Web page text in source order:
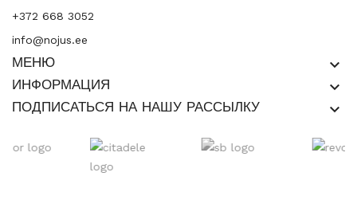
+372 668 3052
info@nojus.ee
МЕНЮ keyboard_arrow_down
ИНФОРМАЦИЯ keyboard_arrow_down
ПОДПИСАТЬСЯ НА НАШУ РАССЫЛКУ keyboard_arrow_down